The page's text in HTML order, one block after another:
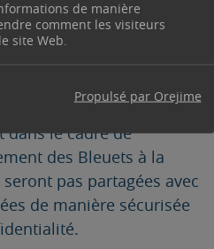
de manière
comment les visiteurs
site Web.
Propulsé par Orejime
Général sur la
informations recueillies
d’inscription seront
dans le cadre de
des Bleuets à la
pas partagées avec
de manière sécurisée